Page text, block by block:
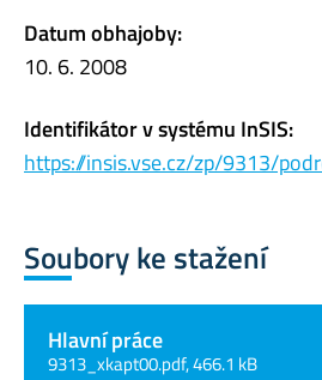
Datum obhajoby:
10. 6. 2008
Identifikátor v systému InSIS:
https://insis.vse.cz/zp/9313/
Soubory ke stažení
Hlavní práce
9313_xkapt00.pdf, 466.1 kB